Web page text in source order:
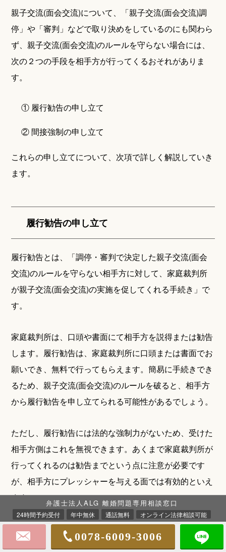
親子交流(面会交流)について、「親子交流(面会交流)調
停」や「審判」などで取り決めをしているのにも関わら
ず、親子交流(面会交流)のルールを守らない場合には、
次の２つの手段を相手方が行ってくるおそれがありま
す。
① 履行勧告の申し立て
② 間接強制の申し立て
これらの申し立てについて、次項で詳しく解説していき
ます。
履行勧告の申し立て
履行勧告とは、「調停・審判で決定した親子交流(面会
交流)のルールを守らない相手方に対して、家庭裁判所
が親子交流(面会交流)の実施を促してくれる手続き」で
す。
家庭裁判所は、口頭や書面にて相手方を説得または勧告
します。履行勧告は、家庭裁判所に口頭または書面でお
願いでき、無料で行ってもらえます。簡易に手続きでき
るため、親子交流(面会交流)のルールを破ると、相手方
から履行勧告を申し立てられる可能性があるでしょう。
ただし、履行勧告には法的な強制力がないため、受けた
相手方側はこれを無視できます。あくまで家庭裁判所が
行ってくれるのは勧告までという点に注意が必要です
が、相手方にプレッシャーを与える面では有効的といえ
ます。
間接強制の申し立て
弁護士法人ALG 離婚問題専用相談窓口
24時間予約受付 年中無休 通話無料 オンライン法律相談可能
0078-6009-3006